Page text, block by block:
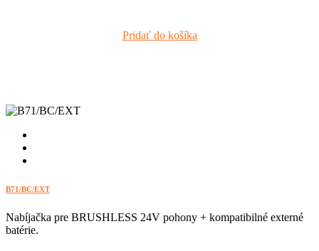
Pridať do košíka
B71/BC/EXT
Nabíjačka pre BRUSHLESS 24V pohony + kompatibilné externé
batérie.